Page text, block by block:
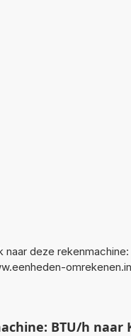
naar deze rekenmachine:
BTU/h